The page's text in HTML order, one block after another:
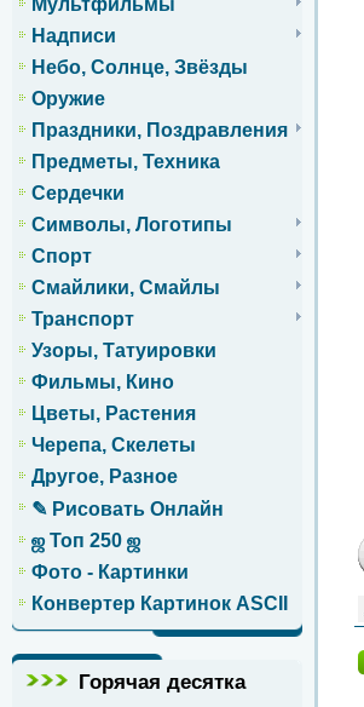
Мультфильмы
Надписи
Небо, Солнце, Звёзды
Оружие
Праздники, Поздравления
Предметы, Техника
Сердечки
Символы, Логотипы
Спорт
Смайлики, Смайлы
Транспорт
Узоры, Татуировки
Фильмы, Кино
Цветы, Растения
Черепа, Скелеты
Другое, Разное
✎ Рисовать Онлайн
ஜ Топ 250 ஜ
Фото - Картинки
Конвертер Картинок ASCII
Горячая десятка